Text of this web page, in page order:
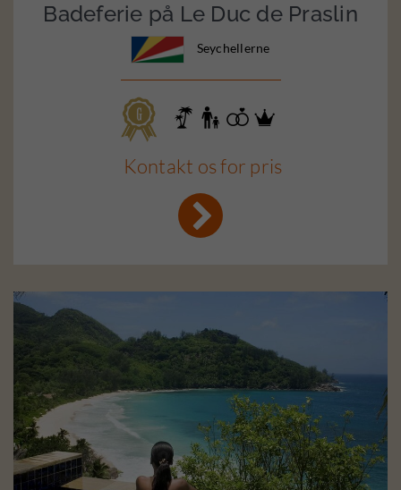
Badeferie på Le Duc de Praslin
Seychellerne
Kontakt os for pris